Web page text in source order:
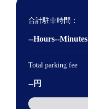
合計駐車時間：​
--Hours--Minutes
Total parking fee
--円​